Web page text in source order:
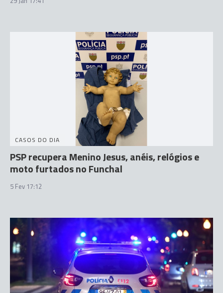
CASOS DO DIA
PSP recupera Menino Jesus, anéis, relógios e
moto furtados no Funchal
5 Fev 17:12